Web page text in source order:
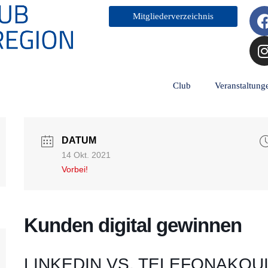
Mitgliederverzeichnis
I
t
Club
DATUM
14 Okt. 2021
Vorbei!
Kunden digital gewinnen
LINKEDIN VS.